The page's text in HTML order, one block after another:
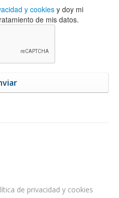
y cookies
de mis datos.
de privacidad y cookies